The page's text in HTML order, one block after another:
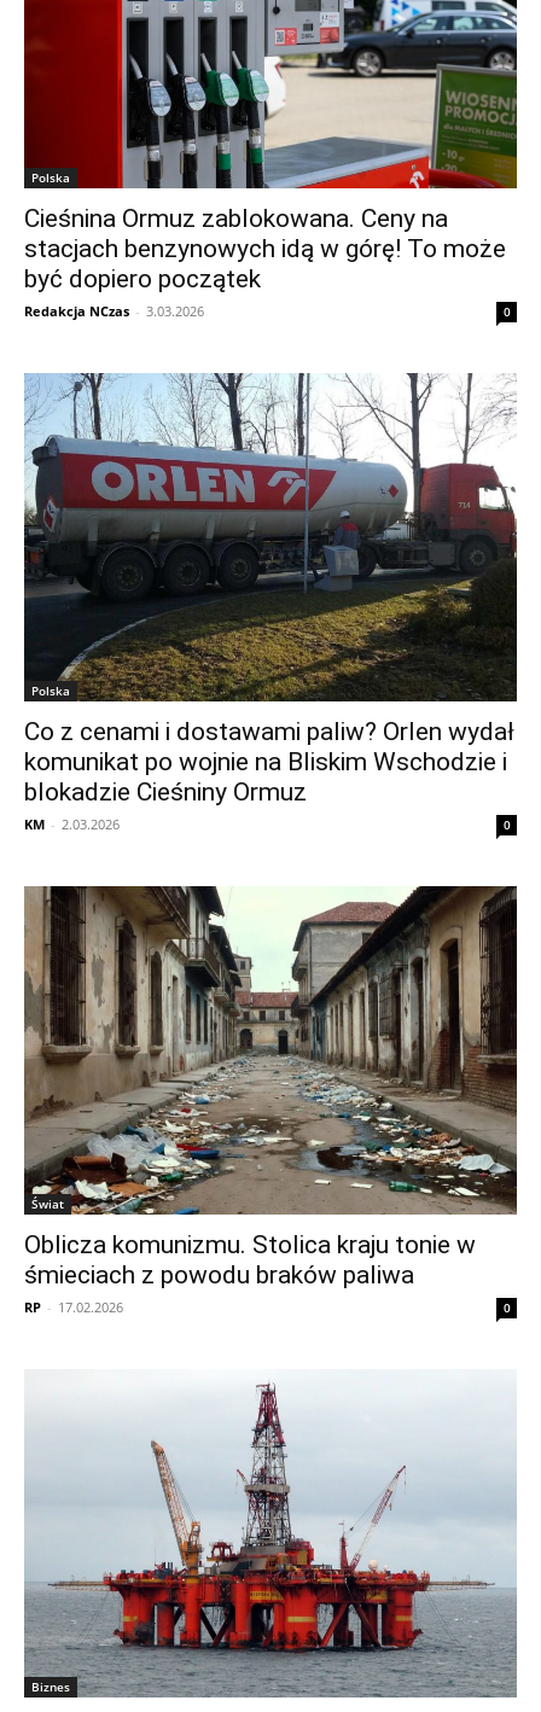
Polska
Cieśnina Ormuz zablokowana. Ceny na
stacjach benzynowych idą w górę! To może
być dopiero początek
Redakcja NCzas - 3.03.2026 0
Polska
Co z cenami i dostawami paliw? Orlen wydał
komunikat po wojnie na Bliskim Wschodzie i
blokadzie Cieśniny Ormuz
KM - 2.03.2026 0
Świat
Oblicza komunizmu. Stolica kraju tonie w
śmieciach z powodu braków paliwa
RP - 17.02.2026 0
Biznes